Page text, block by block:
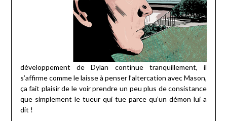
développement de Dylan continue tranquillement, il
s’affirme comme le laisse à penser l’altercation avec Mason,
ça fait plaisir de le voir prendre un peu plus de consistance
que simplement le tueur qui tue parce qu’un démon lui a
dit !